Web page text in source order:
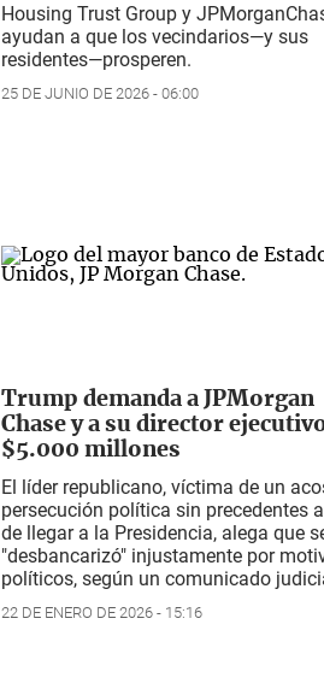
Housing Trust Group y
ayudan a que los vecindarios—y sus
residentes—prosperen.
25 DE JUNIO DE 2026 - 06:00
Trump demanda a JPMorgan
Chase y a su director
$5.000 millones
El líder republicano, víctima de un
persecución política sin precedentes
de llegar a la Presidencia, alega que
"desbancarizó" injustamente por
políticos, según un comunicado
22 DE ENERO DE 2026 - 15:16